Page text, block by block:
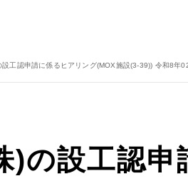
設工認申請に係るヒアリング(MOX施設(3-39)) 令和8年
)の設工認